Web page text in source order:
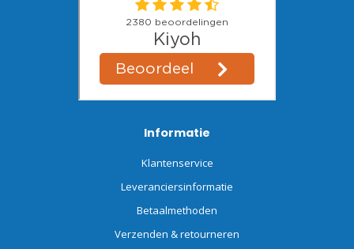
Informatie
Klantenservice
Leveranciersinformatie
Betaalmethoden
Verzenden & retourneren